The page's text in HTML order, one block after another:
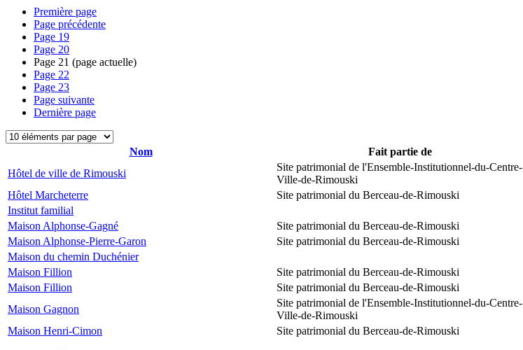
Première page
Page précédente
Page 19
Page 20
Page 21 (page actuelle)
Page 22
Page 23
Page suivante
Dernière page
Nom Fait partie de
Hôtel de ville de Rimouski
Site patrimonial de l'Ensemble-Institutionnel-du-Centre-
Ville-de-Rimouski
Hôtel Marcheterre
Site patrimonial du Berceau-de-Rimouski
Institut familial
Maison Alphonse-Gagné
Site patrimonial du Berceau-de-Rimouski
Maison Alphonse-Pierre-Garon
Site patrimonial du Berceau-de-Rimouski
Maison du chemin Duchénier
Maison Fillion
Site patrimonial du Berceau-de-Rimouski
Maison Fillion
Site patrimonial du Berceau-de-Rimouski
Maison Gagnon
Site patrimonial de l'Ensemble-Institutionnel-du-Centre-
Ville-de-Rimouski
Maison Henri-Cimon
Site patrimonial du Berceau-de-Rimouski